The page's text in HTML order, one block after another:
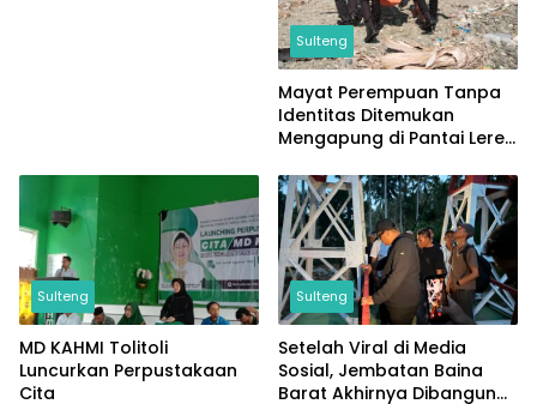
Sulteng
Mayat Perempuan Tanpa
Identitas Ditemukan
Mengapung di Pantai Lere,
Buaya
Sulteng
MD KAHMI Tolitoli
Luncurkan Perpustakaan
Cita
Sulteng
Setelah Viral di Media
Sosial, Jembatan Baina
Barat Akhirnya Dibangun